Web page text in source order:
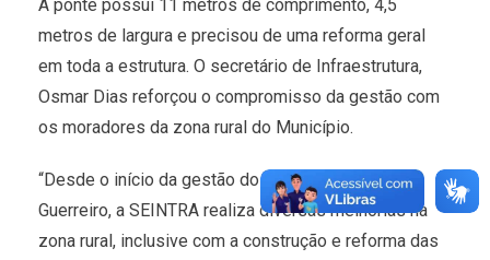
A ponte possui 11 metros de comprimento, 4,5
metros de largura e precisou de uma reforma geral
em toda a estrutura. O secretário de Infraestrutura,
Osmar Dias reforçou o compromisso da gestão com
os moradores da zona rural do Município.
“Desde o início da gestão do prefeito Angelo
Guerreiro, a SEINTRA realiza diversas melhorias na
zona rural, inclusive com a construção e reforma das